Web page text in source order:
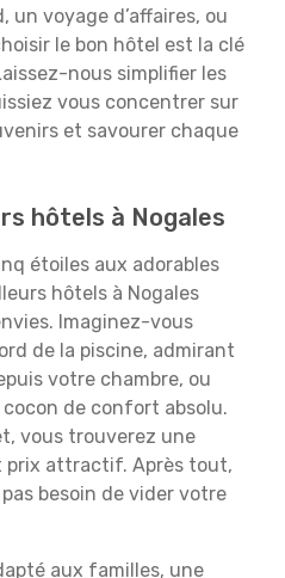
un voyage d’affaires, ou
le bon hôtel est la clé
nous simplifier les
vous concentrer sur
et savourer chaque
hôtels à Nogales
étoiles aux adorables
hôtels à Nogales
Imaginez-vous
de la piscine, admirant
votre chambre, ou
de confort absolu.
vous trouverez une
prix attractif. Après tout,
besoin de vider votre
aux familles, une